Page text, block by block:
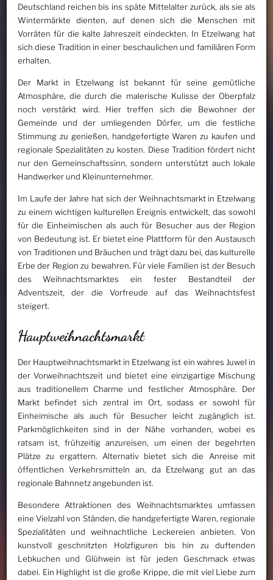
Deutschland reichen bis ins späte Mittelalter zurück, als sie als
Wintermärkte dienten, auf denen sich die Menschen mit
Vorräten für die kalte Jahreszeit eindeckten. In Etzelwang hat
sich diese Tradition in einer beschaulichen und familiären Form
erhalten.
Der Markt in Etzelwang ist bekannt für seine gemütliche
Atmosphäre, die durch die malerische Kulisse der Oberpfalz
noch verstärkt wird. Hier treffen sich die Bewohner der
Gemeinde und der umliegenden Dörfer, um die festliche
Stimmung zu genießen, handgefertigte Waren zu kaufen und
regionale Spezialitäten zu kosten. Diese Tradition fördert nicht
nur den Gemeinschaftssinn, sondern unterstützt auch lokale
Handwerker und Kleinunternehmer.
Im Laufe der Jahre hat sich der Weihnachtsmarkt in Etzelwang
zu einem wichtigen kulturellen Ereignis entwickelt, das sowohl
für die Einheimischen als auch für Besucher aus der Region
von Bedeutung ist. Er bietet eine Plattform für den Austausch
von Traditionen und Bräuchen und trägt dazu bei, das kulturelle
Erbe der Region zu bewahren. Für viele Familien ist der Besuch
des Weihnachtsmarktes ein fester Bestandteil der
Adventszeit, der die Vorfreude auf das Weihnachtsfest
steigert.
Hauptweihnachtsmarkt
Der Hauptweihnachtsmarkt in Etzelwang ist ein wahres Juwel in
der Vorweihnachtszeit und bietet eine einzigartige Mischung
aus traditionellem Charme und festlicher Atmosphäre. Der
Markt befindet sich zentral im Ort, sodass er sowohl für
Einheimische als auch für Besucher leicht zugänglich ist.
Parkmöglichkeiten sind in der Nähe vorhanden, wobei es
ratsam ist, frühzeitig anzureisen, um einen der begehrten
Plätze zu ergattern. Alternativ bietet sich die Anreise mit
öffentlichen Verkehrsmitteln an, da Etzelwang gut an das
regionale Bahnnetz angebunden ist.
Besondere Attraktionen des Weihnachtsmarktes umfassen
eine Vielzahl von Ständen, die handgefertigte Waren, regionale
Spezialitäten und weihnachtliche Leckereien anbieten. Von
kunstvoll geschnitzten Holzfiguren bis hin zu duftenden
Lebkuchen und Glühwein ist für jeden Geschmack etwas
dabei. Ein Highlight ist die große Krippe, die mit viel Liebe zum